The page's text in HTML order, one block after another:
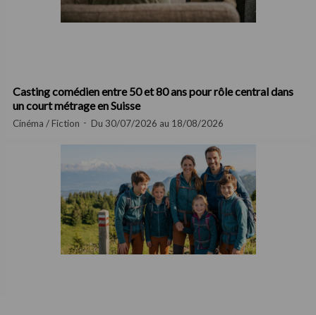
Casting comédien entre 50 et 80 ans pour rôle central dans
un court métrage en Suisse
Cinéma / Fiction Du 30/07/2026 au 18/08/2026